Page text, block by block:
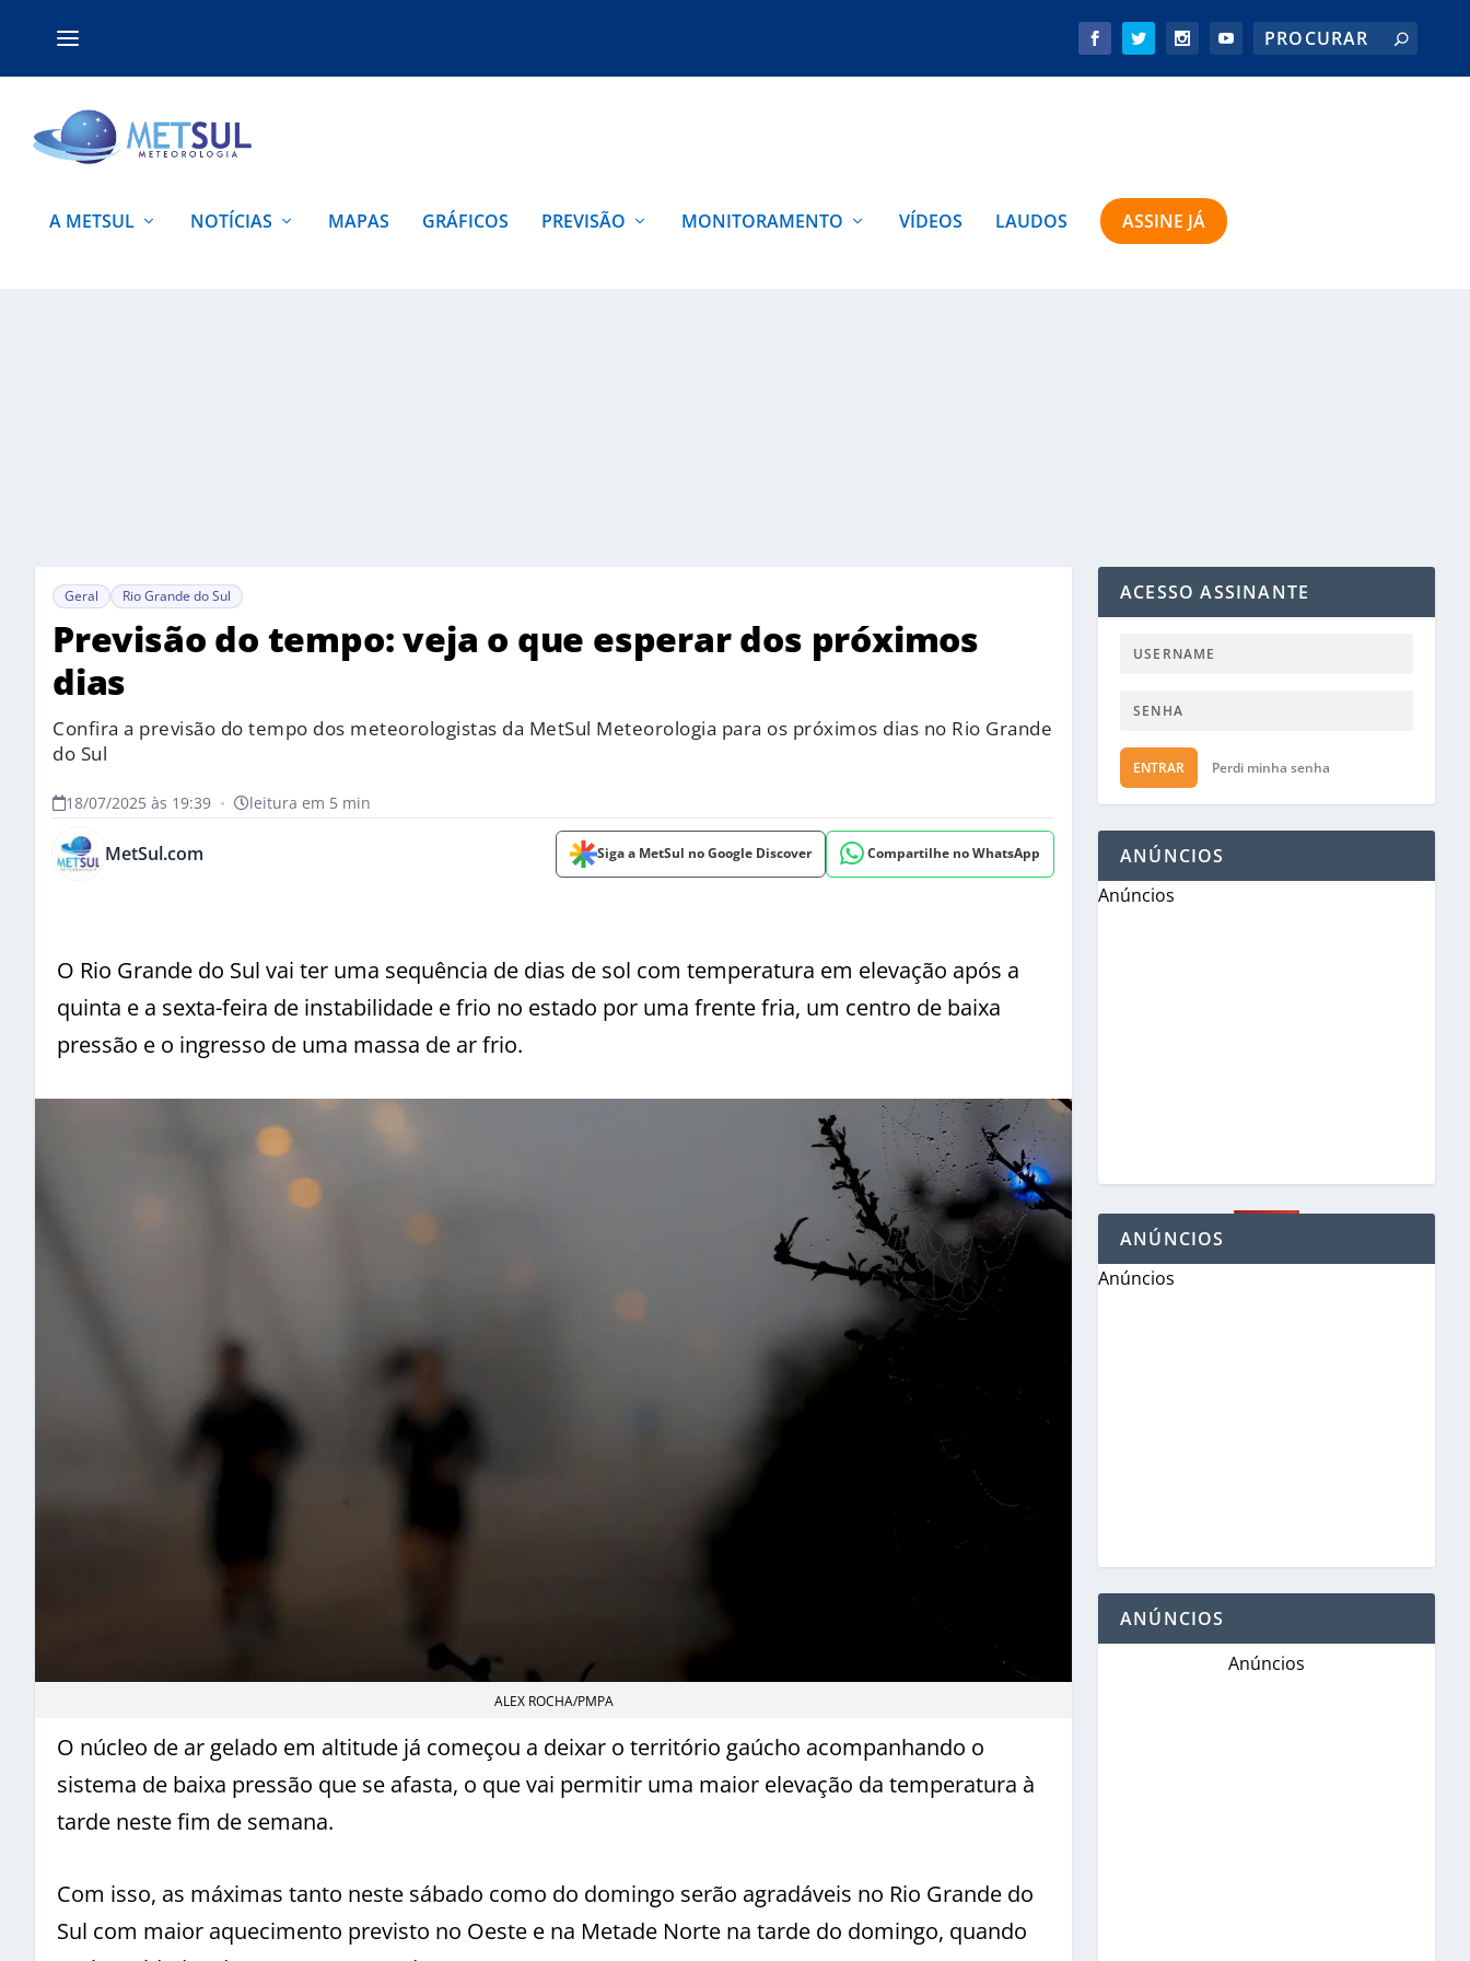
A METSUL NOTÍCIAS MAPAS GRÁFICOS PREVISÃO MONITORAMENTO VÍDEOS LAUDOS ASSINE JÁ
Geral Rio Grande do Sul
Previsão do tempo: veja o que esperar dos próximos
dias
Confira a previsão do tempo dos meteorologistas da MetSul Meteorologia para os próximos dias no Rio Grande
do Sul
18/07/2025 às 19:39 • leitura em 5 min
MetSul.com Siga a MetSul no Google Discover Compartilhe no WhatsApp
O Rio Grande do Sul vai ter uma sequência de dias de sol com temperatura em elevação após a
quinta e a sexta-feira de instabilidade e frio no estado por uma frente fria, um centro de baixa
pressão e o ingresso de uma massa de ar frio.
ALEX ROCHA/PMPA
O núcleo de ar gelado em altitude já começou a deixar o território gaúcho acompanhando o
sistema de baixa pressão que se afasta, o que vai permitir uma maior elevação da temperatura à
tarde neste fim de semana.
Com isso, as máximas tanto neste sábado como do domingo serão agradáveis no Rio Grande do
Sul com maior aquecimento previsto no Oeste e na Metade Norte na tarde do domingo, quando
ACESSO ASSINANTE
ENTRAR Perdi minha senha
ANÚNCIOS
Anúncios
ANÚNCIOS
Anúncios
ANÚNCIOS
Anúncios